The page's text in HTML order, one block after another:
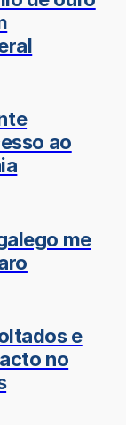
ao
me
e
no